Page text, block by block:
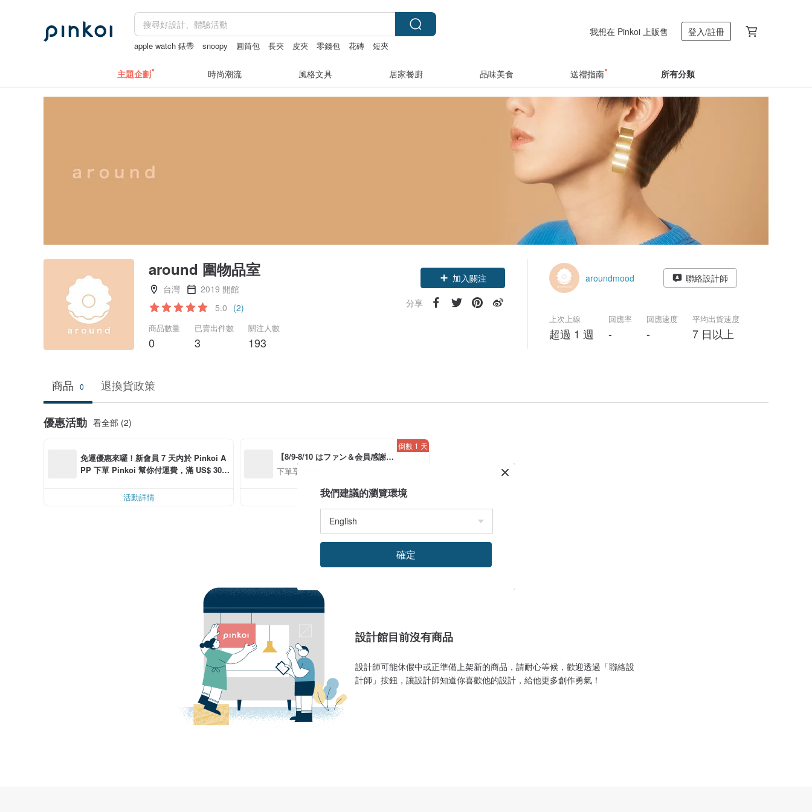
apple watch 錶帶 snoopy 圓筒包 長夾 皮夾 零錢包 花磚 短夾
我想在 Pinkoi 上販售 登入/註冊
主題企劃 時尚潮流 風格文具 居家餐廚 品味美食 送禮指南 所有分類
around 圍物品室
台灣
2019 開館
5.0 (2)
商品數量
0
已賣出件數
3
關注人數
193
加入關注
分享
aroundmood 聯絡設計師
上次上線
超過 1 週
回應率
-
回應速度
-
平均出貨速度
7 日以上
商品 0 退換貨政策
優惠活動 看全部 (2)
免運優惠來囉！新會員 7 天內於 Pinkoi A
PP 下單 Pinkoi 幫你付運費，滿 US$ 30.0
活動詳情
【8/9-8/10 はファン＆会員感謝デ
ー】アプリ限定全品対象7％OFF
下單享 93 折
倒數 1 天
活動詳情
設計館目前沒有商品
設計師可能休假中或正準備上架新的商品，請耐心等候，歡迎透過「聯絡設
計師」按鈕，讓設計師知道你喜歡他的設計，給他更多創作勇氣！
我們建議的瀏覽環境
確定